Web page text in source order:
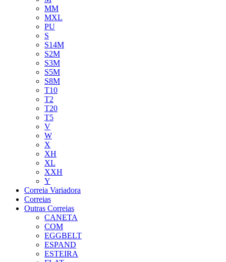
MM
MXL
PU
S
S14M
S2M
S3M
S5M
S8M
T10
T2
T20
T5
V
W
X
XH
XL
XXH
Y
Correia Variadora
Correias
Outras Correias
CANETA
COM
EGGBELT
ESPAND
ESTEIRA